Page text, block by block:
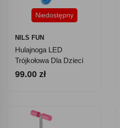
Niedostępny
NILS FUN
Hulajnoga LED
Trójkołowa Dla Dzieci
Nils Fun HLB05 -
99.00 zł